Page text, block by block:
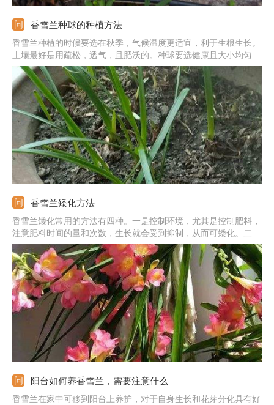
香雪兰种球的种植方法
香雪兰种植的时候要选在秋季，气候温度更适宜，利于生根生长。
土壤最好是用疏松，透气，且肥沃的。种球要选健康且大小均匀
的。种植的时候要注意深度，最适宜的深度在5-8公分，这样不仅
后期抗倒伏，根系也能更好的发育。另外，种下之后后期要加强管
理。
香雪兰矮化方法
香雪兰矮化常用的方法有四种。一是控制环境，尤其是控制肥料，
注意肥料时间的量和次数，生长就会受到抑制，从而可矮化。二是
及时打顶，将主干顶部修剪掉。三是用药剂。去花店买植物矮化
素，直接洒在土壤或者喷洒在叶片上都行。四是进行修剪，发现长
得过长的枝条剪短就行，反复进行就可矮化。
阳台如何养香雪兰，需要注意什么
香雪兰在家中可移到阳台上养护，对于自身生长和花芽分化具有好